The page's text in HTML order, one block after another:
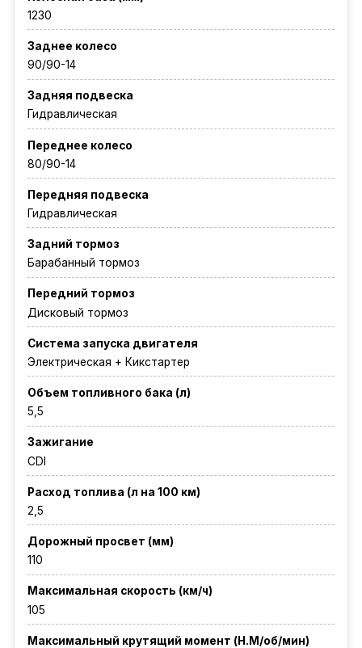
1230
Заднее колесо
90/90-14
Задняя подвеска
Гидравлическая
Переднее колесо
80/90-14
Передняя подвеска
Гидравлическая
Задний тормоз
Барабанный тормоз
Передний тормоз
Дисковый тормоз
Система запуска двигателя
Электрическая + Кикстартер
Объем топливного бака (л)
5,5
Зажигание
CDI
Расход топлива (л на 100 км)
2,5
Дорожный просвет (мм)
110
Максимальная скорость (км/ч)
105
Максимальный крутящий момент (Н.М/об/мин)